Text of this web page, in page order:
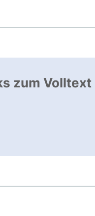
zum Volltext
öffnet neues